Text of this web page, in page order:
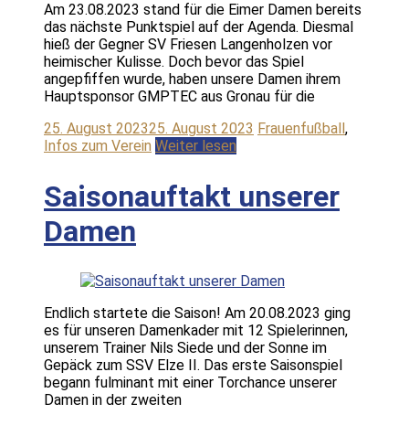
Am 23.08.2023 stand für die Eimer Damen bereits
das nächste Punktspiel auf der Agenda. Diesmal
hieß der Gegner SV Friesen Langenholzen vor
heimischer Kulisse. Doch bevor das Spiel
angepfiffen wurde, haben unsere Damen ihrem
Hauptsponsor GMPTEC aus Gronau für die
25. August 202325. August 2023 Frauenfußball ,
Infos zum Verein Weiter lesen
Saisonauftakt unserer
Damen
Endlich startete die Saison! Am 20.08.2023 ging
es für unseren Damenkader mit 12 Spielerinnen,
unserem Trainer Nils Siede und der Sonne im
Gepäck zum SSV Elze II. Das erste Saisonspiel
begann fulminant mit einer Torchance unserer
Damen in der zweiten